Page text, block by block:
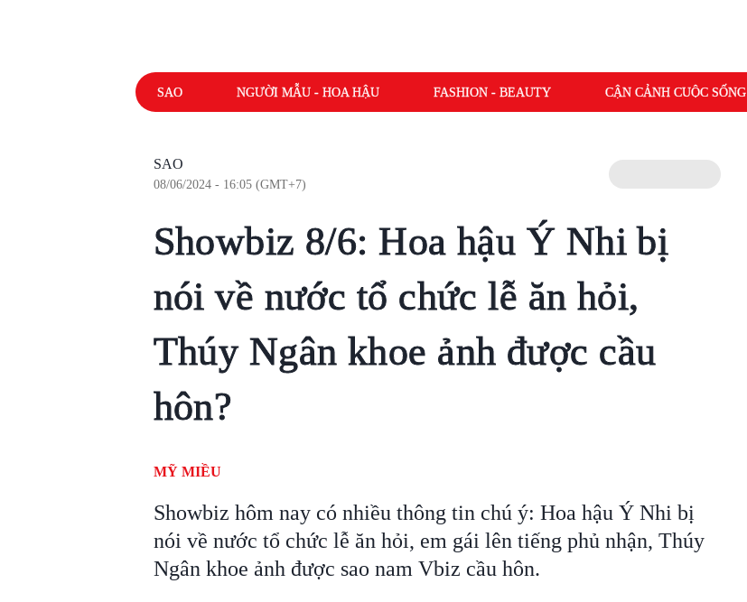
SAO NGƯỜI MẪU - HOA HẬU FASHION - BEAUTY CẬN CẢNH CUỘC SỐNG
SAO
08/06/2024 - 16:05 (GMT+7)
Showbiz 8/6: Hoa hậu Ý Nhi bị
nói về nước tổ chức lễ ăn hỏi,
Thúy Ngân khoe ảnh được cầu
hôn?
MỸ MIỀU
Showbiz hôm nay có nhiều thông tin chú ý: Hoa hậu Ý Nhi bị
nói về nước tổ chức lễ ăn hỏi, em gái lên tiếng phủ nhận, Thúy
Ngân khoe ảnh được sao nam Vbiz cầu hôn.